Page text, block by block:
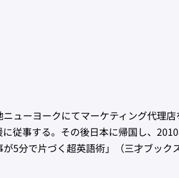
ューヨークにてマーケティング代理
従事する。その後日本に帰国し、
分で片づく超英語術」（三才ブックス